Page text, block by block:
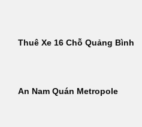
Thuê Xe 16 Chỗ Quảng Bình
An Nam Quán Metropole